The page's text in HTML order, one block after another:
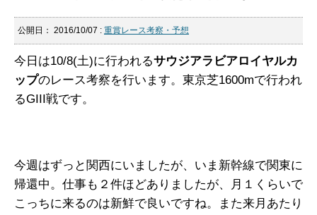
公開日： 2016/10/07 : 重賞レース考察・予想
今日は10/8(土)に行われるサウジアラビアロイヤルカ
ップのレース考察を行います。東京芝1600mで行われ
るGIII戦です。
今週はずっと関西にいましたが、いま新幹線で関東に
帰還中。仕事も２件ほどありましたが、月１くらいで
こっちに来るのは新鮮で良いですね。また来月あたり